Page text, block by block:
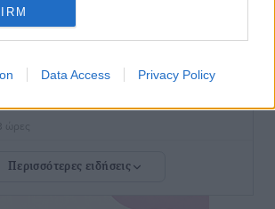
Data Access Privacy Policy
στην νέα σελίδα των «ελαφιών»
ώρες
των συλλόγων της
Περισσότερες ειδήσεις